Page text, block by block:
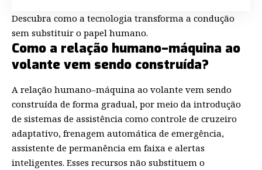
Descubra como a tecnologia transforma a condução
sem substituir o papel humano.
Como a relação humano–máquina ao
volante vem sendo construída?
A relação humano–máquina ao volante vem sendo
construída de forma gradual, por meio da introdução
de sistemas de assistência como controle de cruzeiro
adaptativo, frenagem automática de emergência,
assistente de permanência em faixa e alertas
inteligentes. Esses recursos não substituem o